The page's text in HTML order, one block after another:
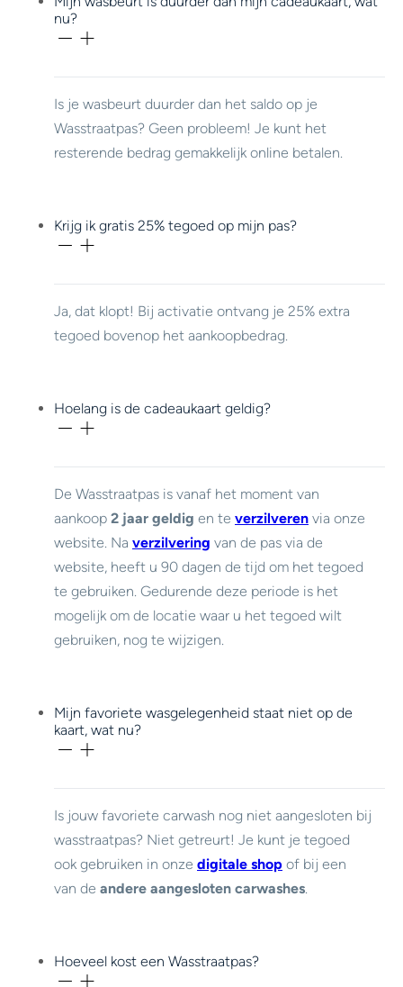
nu?
Is je wasbeurt duurder dan het saldo op je
Wasstraatpas? Geen probleem! Je kunt het
resterende bedrag gemakkelijk online betalen.
Krijg ik gratis 25% tegoed op mijn pas?
Ja, dat klopt! Bij activatie ontvang je 25% extra
tegoed bovenop het aankoopbedrag.
Hoelang is de cadeaukaart geldig?
De Wasstraatpas is vanaf het moment van
aankoop 2 jaar geldig en te verzilveren via onze
website. Na verzilvering van de pas via de
website, heeft u 90 dagen de tijd om het tegoed
te gebruiken. Gedurende deze periode is het
mogelijk om de locatie waar u het tegoed wilt
gebruiken, nog te wijzigen.
Mijn favoriete wasgelegenheid staat niet op de
kaart, wat nu?
Is jouw favoriete carwash nog niet aangesloten bij
wasstraatpas? Niet getreurt! Je kunt je tegoed
ook gebruiken in onze digitale shop of bij een
van de andere aangesloten carwashes
Hoeveel kost een Wasstraatpas?